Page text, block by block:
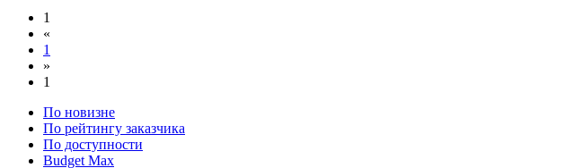
1
«
1
»
1
По новизне
По рейтингу заказчика
По доступности
Budget Max